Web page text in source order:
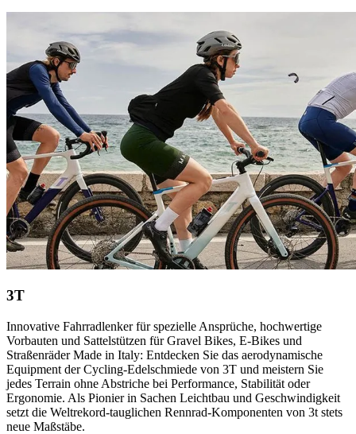
3T
Innovative Fahrradlenker für spezielle Ansprüche, hochwertige
Vorbauten und Sattelstützen für Gravel Bikes, E-Bikes und
Straßenräder Made in Italy: Entdecken Sie das aerodynamische
Equipment der Cycling-Edelschmiede von 3T und meistern Sie
jedes Terrain ohne Abstriche bei Performance, Stabilität oder
Ergonomie. Als Pionier in Sachen Leichtbau und Geschwindigkeit
setzt die Weltrekord-tauglichen Rennrad-Komponenten von 3t stets
neue Maßstäbe.